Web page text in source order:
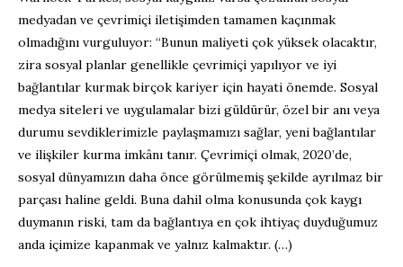
medyadan ve çevrimiçi iletişimden tamamen kaçınmak
olmadığını vurguluyor: “Bunun maliyeti çok yüksek olacaktır,
zira sosyal planlar genellikle çevrimiçi yapılıyor ve iyi
bağlantılar kurmak birçok kariyer için hayati önemde. Sosyal
medya siteleri ve uygulamalar bizi güldürür, özel bir anı veya
durumu sevdiklerimizle paylaşmamızı sağlar, yeni bağlantılar
ve ilişkiler kurma imkânı tanır. Çevrimiçi olmak, 2020’de,
sosyal dünyamızın daha önce görülmemiş şekilde ayrılmaz bir
parçası haline geldi. Buna dahil olma konusunda çok kaygı
duymanın riski, tam da bağlantıya en çok ihtiyaç duyduğumuz
anda içimize kapanmak ve yalnız kalmaktır. (…)